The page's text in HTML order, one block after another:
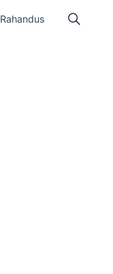
Rahandus